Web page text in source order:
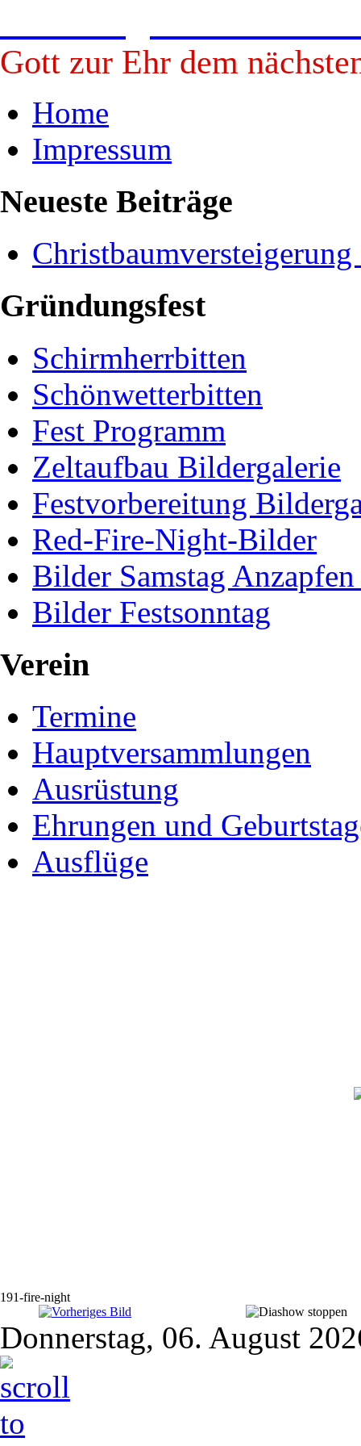
Gott zur Ehr dem
Home
Impressum
Neueste Beiträge
Christbaumversteigerung
Gründungsfest
Schirmherrbitten
Schönwetterbitten
Fest Programm
Zeltaufbau Bildergalerie
Festvorbereitung
Red-Fire-Night-Bilder
Bilder Samstag
Bilder Festsonntag
Verein
Termine
Hauptversammlungen
Ausrüstung
Ehrungen und
Ausflüge
191-fire-night
Donnerstag, 06. August